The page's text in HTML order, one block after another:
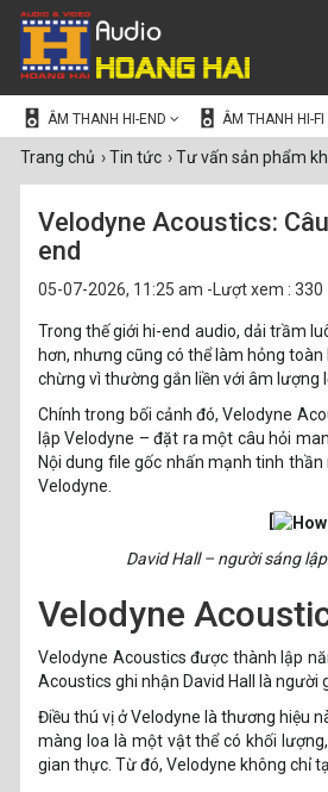
ÂM THANH HI-END ÂM THANH HI-FI
Trang chủ ›Tin tức ›Tư vấn sản phẩm
Velodyne Acoustics:
end
05-07-2026, 11:25 am -Lượt xem : 330
Trong thế giới hi-end audio, dải trầm
hơn, nhưng cũng có thể làm hỏng
chừng vì thường gắn liền với âm lượng
Chính trong bối cảnh đó, Velodyne
lập Velodyne – đặt ra một câu hỏi
Nội dung file gốc nhấn mạnh tinh
Velodyne.
David Hall – người sáng
Velodyne
Velodyne Acoustics được thành lập
Acoustics ghi nhận David Hall là
Điều thú vị ở Velodyne là thương hiệu
màng loa là một vật thể có khối
gian thực. Từ đó, Velodyne không chỉ